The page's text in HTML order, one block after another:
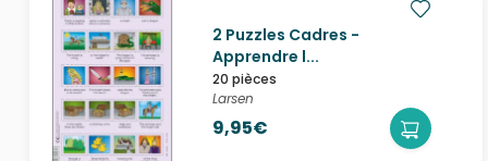
2 Puzzles Cadres -
Apprendre l...
20 pièces
Larsen
9,95€